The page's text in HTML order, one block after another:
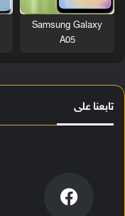
Samsung Galaxy
A05
تابعنا على